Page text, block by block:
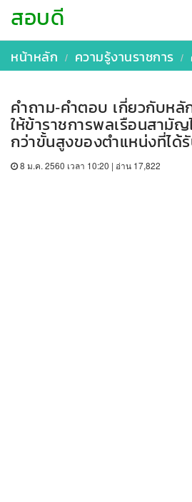
สอบดี
หน้าหลัก ความรู้งานราชการ
คำถาม-คำตอบ เกี่ยวกับหลั
ให้ข้าราชการพลเรือนสามั
กว่าขั้นสูงของตำแหน่งที่ได้
8 ม.ค. 2560 เวลา 10:20 | อ่าน 17,822